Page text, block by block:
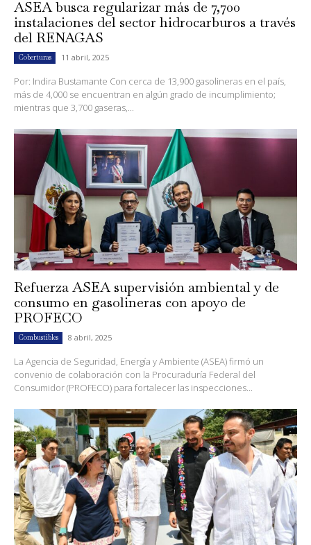
ASEA busca regularizar más de 7,700
instalaciones del sector hidrocarburos a través
del RENAGAS
Coberturas 11 abril, 2025
Por: Indira Bustamante Con cerca de 13,900 gasolineras en el país,
más de 4,000 se encuentran en algún grado de incumplimiento;
mientras que 3,700 gaseras,...
Refuerza ASEA supervisión ambiental y de
consumo en gasolineras con apoyo de
PROFECO
Combustibles 8 abril, 2025
La Agencia de Seguridad, Energía y Ambiente (ASEA) firmó un
convenio de colaboración con la Procuraduría Federal del
Consumidor (PROFECO) para fortalecer las inspecciones...